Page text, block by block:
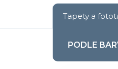
Tapety a
PODLE